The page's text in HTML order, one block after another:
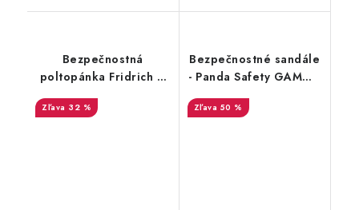
Bezpečnostná
poltopánka Fridrich &
Fridrich - KIEL S3 SR -
Akciová cena
32 %
Bezpečnostné sandále
- Panda Safety GAMMA
S1 SRC - výpredaj
50 %